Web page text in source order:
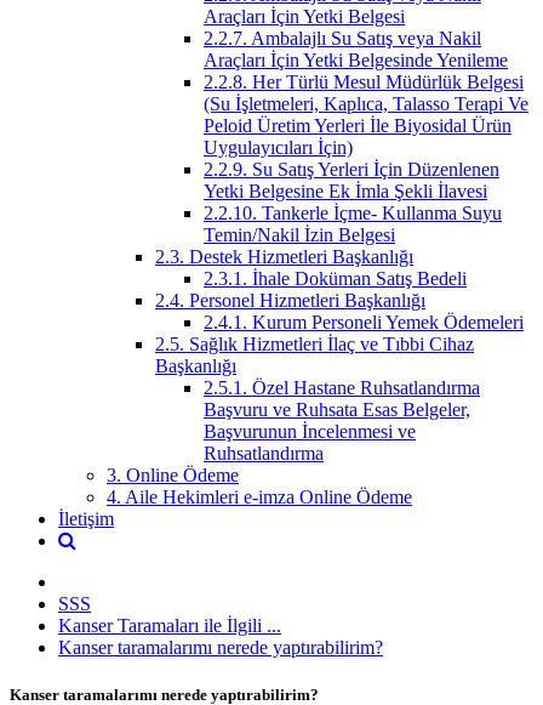
Araçları İçin Yetki Belgesi
2.2.7. Ambalajlı Su Satış veya Nakil
Araçları İçin Yetki Belgesinde Yenileme
2.2.8. Her Türlü Mesul Müdürlük Belgesi
(Su İşletmeleri, Kaplıca, Talasso Terapi Ve
Peloid Üretim Yerleri İle Biyosidal Ürün
Uygulayıcıları İçin)
2.2.9. Su Satış Yerleri İçin Düzenlenen
Yetki Belgesine Ek İmla Şekli İlavesi
2.2.10. Tankerle İçme- Kullanma Suyu
Temin/Nakil İzin Belgesi
2.3. Destek Hizmetleri Başkanlığı
2.3.1. İhale Doküman Satış Bedeli
2.4. Personel Hizmetleri Başkanlığı
2.4.1. Kurum Personeli Yemek Ödemeleri
2.5. Sağlık Hizmetleri İlaç ve Tıbbi Cihaz
Başkanlığı
2.5.1. Özel Hastane Ruhsatlandırma
Başvuru ve Ruhsata Esas Belgeler,
Başvurunun İncelenmesi ve
Ruhsatlandırma
3. Online Ödeme
4. Aile Hekimleri e-imza Online Ödeme
İletişim
SSS
Kanser Taramaları ile İlgili ...
Kanser taramalarımı nerede yaptırabilirim?
Kanser taramalarımı nerede yaptırabilirim?